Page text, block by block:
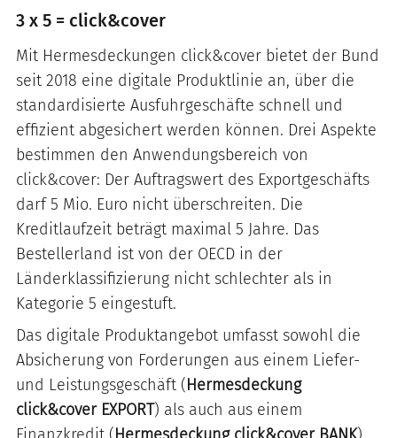
3 x 5 = click&cover
Mit Hermesdeckungen click&cover bietet der Bund
seit 2018 eine digitale Produktlinie an, über die
standardisierte Ausfuhrgeschäfte schnell und
effizient abgesichert werden können. Drei Aspekte
bestimmen den Anwendungsbereich von
click&cover: Der Auftragswert des Exportgeschäfts
darf 5 Mio. Euro nicht überschreiten. Die
Kreditlaufzeit beträgt maximal 5 Jahre. Das
Bestellerland ist von der OECD in der
Länderklassifizierung nicht schlechter als in
Kategorie 5 eingestuft.
Das digitale Produktangebot umfasst sowohl die
Absicherung von Forderungen aus einem Liefer-
und Leistungsgeschäft (Hermesdeckung
click&cover EXPORT) als auch aus einem